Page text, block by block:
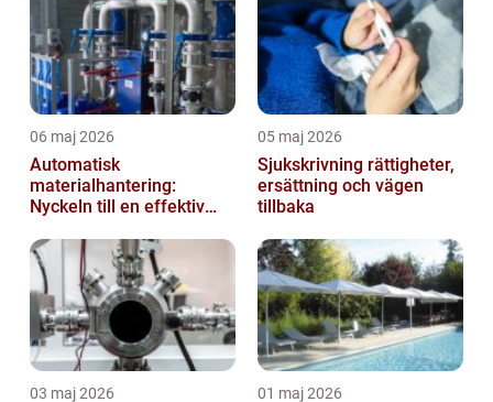
06 maj 2026
Automatisk
materialhantering:
Nyckeln till en effektiv
05 maj 2026
Sjukskrivning rättigheter,
ersättning och vägen
tillbaka
03 maj 2026 01 maj 2026